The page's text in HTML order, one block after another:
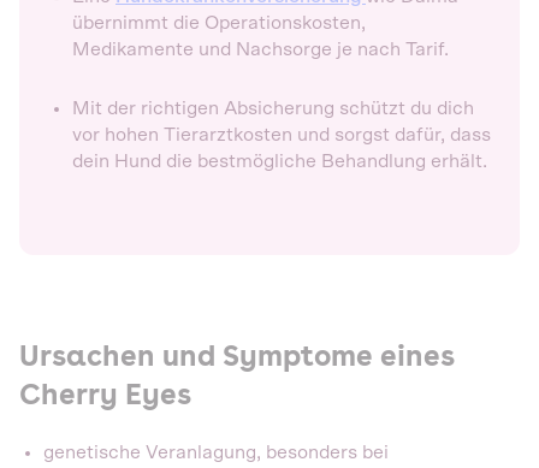
übernimmt die Operationskosten,
Medikamente und Nachsorge je nach Tarif.
Mit der richtigen Absicherung schützt du dich
vor hohen Tierarztkosten und sorgst dafür, dass
dein Hund die bestmögliche Behandlung erhält.
Ursachen und Symptome eines
Cherry Eyes
genetische Veranlagung, besonders bei